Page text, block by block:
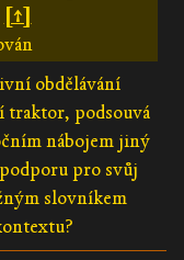
[↑]
obdělávání
traktor, podsouvá
nábojem jiný
pro svůj
slovníkem